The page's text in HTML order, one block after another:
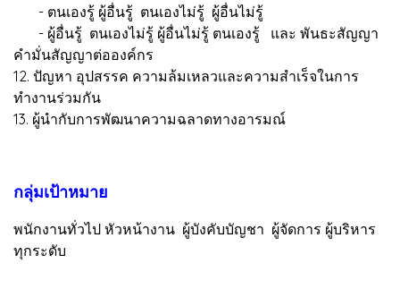
- ตนเองรู้ ผู้อื่นรู้ ตนเองไม่รู้ ผู้อื่นไม่รู้
- ผู้อื่นรู้ ตนเองไม่รู้ ผู้อื่นไม่รู้ ตนเองรู้ และ พันธะสัญญา
คำมั่นสัญญาต่อองค์กร
12. ปัญหา อุปสรรค ความล้มเหลวและความสำเร็จในการ
ทำงานร่วมกัน
13. ผู้นำกับการพัฒนาความฉลาดทางอารมณ์
กลุ่มเป้าหมาย
พนักงานทั่วไป หัวหน้างาน ผู้บังคับบัญชา ผู้จัดการ ผู้บริหาร
ทุกระดับ